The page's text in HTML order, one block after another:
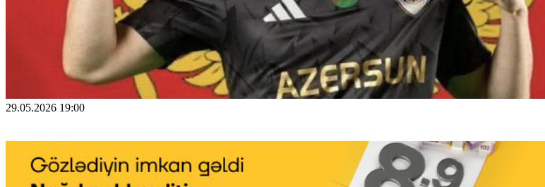
29.05.2026 19:00